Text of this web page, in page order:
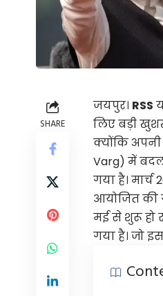
SHARE
जयपुर। RSS
लिए बड़ी
क्योंकि अपनी
Varg) में
गया है। मार्च
आयोजित की
मई से शुरू हो
गया है। जो